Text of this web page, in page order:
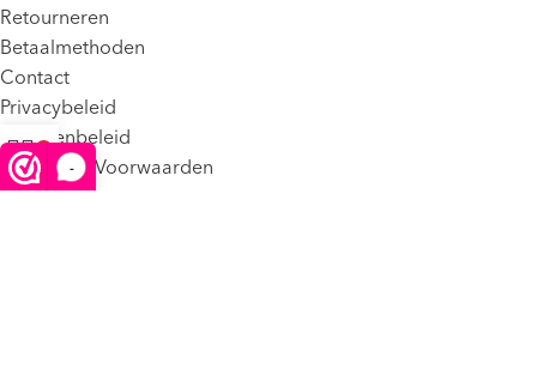
-
Retourneren
Betaalmethoden
Contact
Privacybeleid
Klachtenbeleid
Algemene Voorwaarden
FAQ